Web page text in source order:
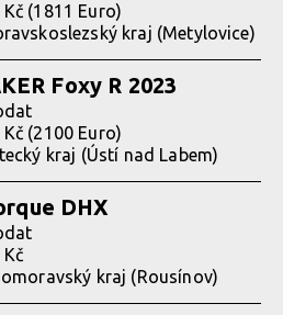
(1811 Euro)
kraj (Metylovice)
Foxy R 2023
(2100 Euro)
kraj (Ústí nad Labem)
DHX
kraj (Rousínov)